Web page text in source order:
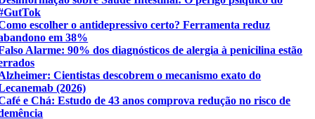
escolher o antidepressivo certo? Ferramenta reduz
em 38%
Alarme: 90% dos diagnósticos de alergia à penicilina estão
Cientistas descobrem o mecanismo exato do
(2026)
e Chá: Estudo de 43 anos comprova redução no risco de